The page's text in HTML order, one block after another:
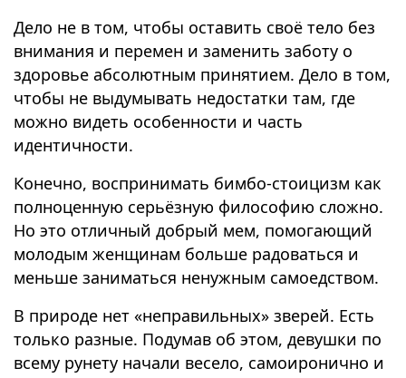
Дело не в том, чтобы оставить своё тело без
внимания и перемен и заменить заботу о
здоровье абсолютным принятием. Дело в том,
чтобы не выдумывать недостатки там, где
можно видеть особенности и часть
идентичности.
Конечно, воспринимать бимбо-стоицизм как
полноценную серьёзную философию сложно.
Но это отличный добрый мем, помогающий
молодым женщинам больше радоваться и
меньше заниматься ненужным самоедством.
В природе нет «неправильных» зверей. Есть
только разные. Подумав об этом, девушки по
всему рунету начали весело, самоиронично и